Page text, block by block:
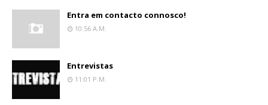
Entra em contacto connosco!
10:56 A.m.
Entrevistas
11:01 P.m.